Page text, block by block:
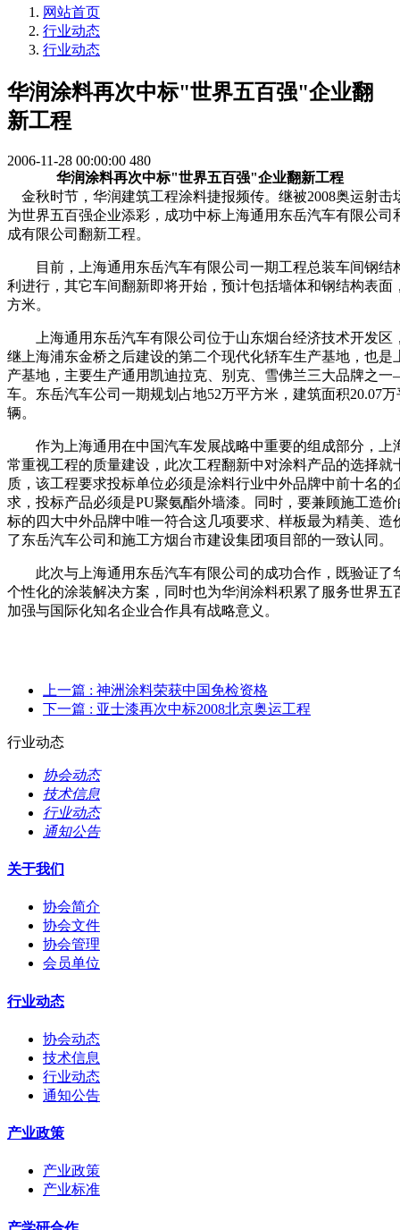
网站首页
行业动态
行业动态
华润涂料再次中标"世界五百强"企业翻
新工程
2006-11-28 00:00:00 480
华润涂料再次中标"世界五百强"企业翻新工程
金秋时节，华润建筑工程涂料捷报频传。继被2008奥运射击
为世界五百强企业添彩，成功中标上海通用东岳汽车有限公司
成有限公司翻新工程。
目前，上海通用东岳汽车有限公司一期工程总装车间钢结
利进行，其它车间翻新即将开始，预计包括墙体和钢结构表面
方米。
上海通用东岳汽车有限公司位于山东烟台经济技术开发区
继上海浦东金桥之后建设的第二个现代化轿车生产基地，也是
产基地，主要生产通用凯迪拉克、别克、雪佛兰三大品牌之
车。东岳汽车公司一期规划占地52万平方米，建筑面积20.07
辆。
作为上海通用在中国汽车发展战略中重要的组成部分，上
常重视工程的质量建设，此次工程翻新中对涂料产品的选择就
质，该工程要求投标单位必须是涂料行业中外品牌中前十名的
求，投标产品必须是PU聚氨酯外墙漆。同时，要兼顾施工造
标的四大中外品牌中唯一符合这几项要求、样板最为精美、造
了东岳汽车公司和施工方烟台市建设集团项目部的一致认同。
此次与上海通用东岳汽车有限公司的成功合作，既验证了
个性化的涂装解决方案，同时也为华润涂料积累了服务世界五
加强与国际化知名企业合作具有战略意义。
上一篇 : 神洲涂料荣获中国免检资格
下一篇 : 亚士漆再次中标2008北京奥运工程
行业动态
协会动态
技术信息
行业动态
通知公告
关于我们
协会简介
协会文件
协会管理
会员单位
行业动态
协会动态
技术信息
行业动态
通知公告
产业政策
产业政策
产业标准